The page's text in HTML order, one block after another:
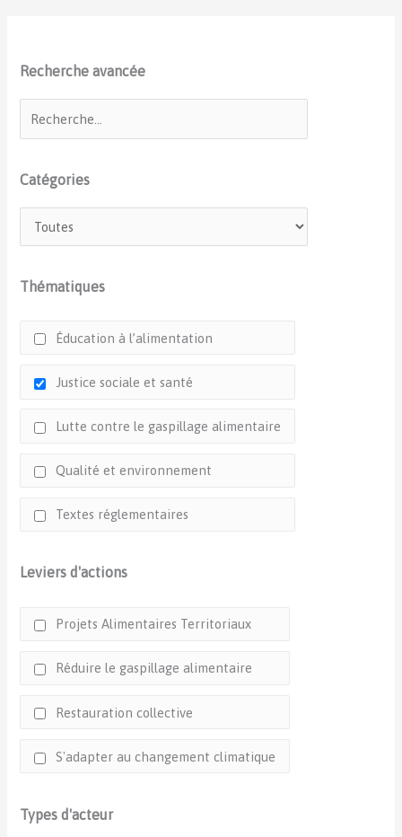
Recherche avancée
Catégories
Thématiques
Éducation à l’alimentation
Justice sociale et santé
Lutte contre le gaspillage alimentaire
Qualité et environnement
Textes réglementaires
Leviers d'actions
Projets Alimentaires Territoriaux
Réduire le gaspillage alimentaire
Restauration collective
S'adapter au changement climatique
Types d'acteur